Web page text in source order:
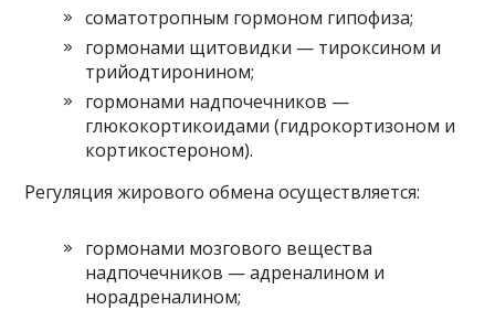
соматотропным гормоном гипофиза;
гормонами щитовидки — тироксином и
трийодтиронином;
гормонами надпочечников —
глюкокортикоидами (гидрокортизоном и
кортикостероном).
Регуляция жирового обмена осуществляется:
гормонами мозгового вещества
надпочечников — адреналином и
норадреналином;